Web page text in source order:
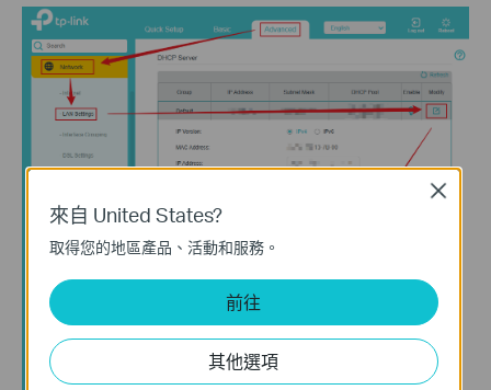
來自 United States?
取得您的地區產品、活動和服務。
前往
其他選項
Close